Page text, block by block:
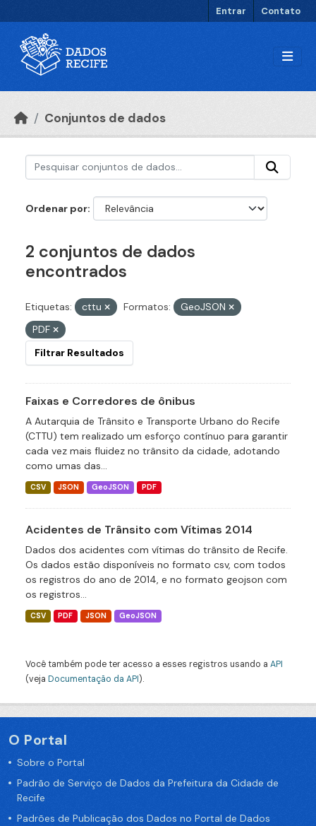
Entrar Contato
Conjuntos de dados
Ordenar por
2 conjuntos de dados
encontrados
Etiquetas: cttu Formatos:
GeoJSON
PDF
Filtrar Resultados
Faixas e Corredores de ônibus
A Autarquia de Trânsito e Transporte Urbano do Recife
(CTTU) tem realizado um esforço contínuo para garantir
cada vez mais fluidez no trânsito da cidade, adotando
como umas das...
CSV JSON GeoJSON PDF
Acidentes de Trânsito com Vítimas 2014
Dados dos acidentes com vítimas do trânsito de Recife.
Os dados estão disponíveis no formato csv, com todos
os registros do ano de 2014, e no formato geojson com
os registros...
CSV PDF JSON GeoJSON
Você também pode ter acesso a esses registros usando a API
(veja Documentação da API).
O Portal
Sobre o Portal
Padrão de Serviço de Dados da Prefeitura da Cidade de
Recife
Padrões de Publicação dos Dados no Portal de Dados